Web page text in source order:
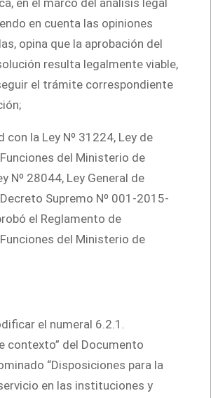
en el marco del análisis legal
en cuenta las opiniones
opina que la aprobación del
resulta legalmente viable,
el trámite correspondiente
con la Ley Nº 31224, Ley de
del Ministerio de
Nº 28044, Ley General de
Supremo Nº 001-2015-
el Reglamento de
del Ministerio de
el numeral 6.2.1.
contexto” del Documento
“Disposiciones para la
en las instituciones y